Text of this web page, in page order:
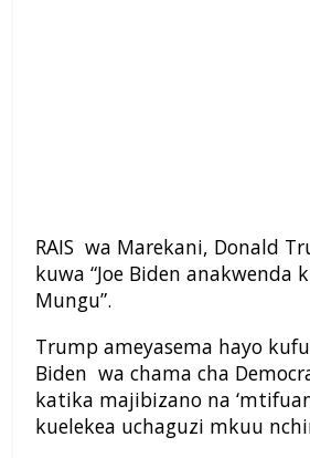
RAIS wa Marekani, Donald
kuwa “Joe Biden anakwenda
Mungu”.
Trump ameyasema hayo
Biden wa chama cha
katika majibizano na
kuelekea uchaguzi mkuu